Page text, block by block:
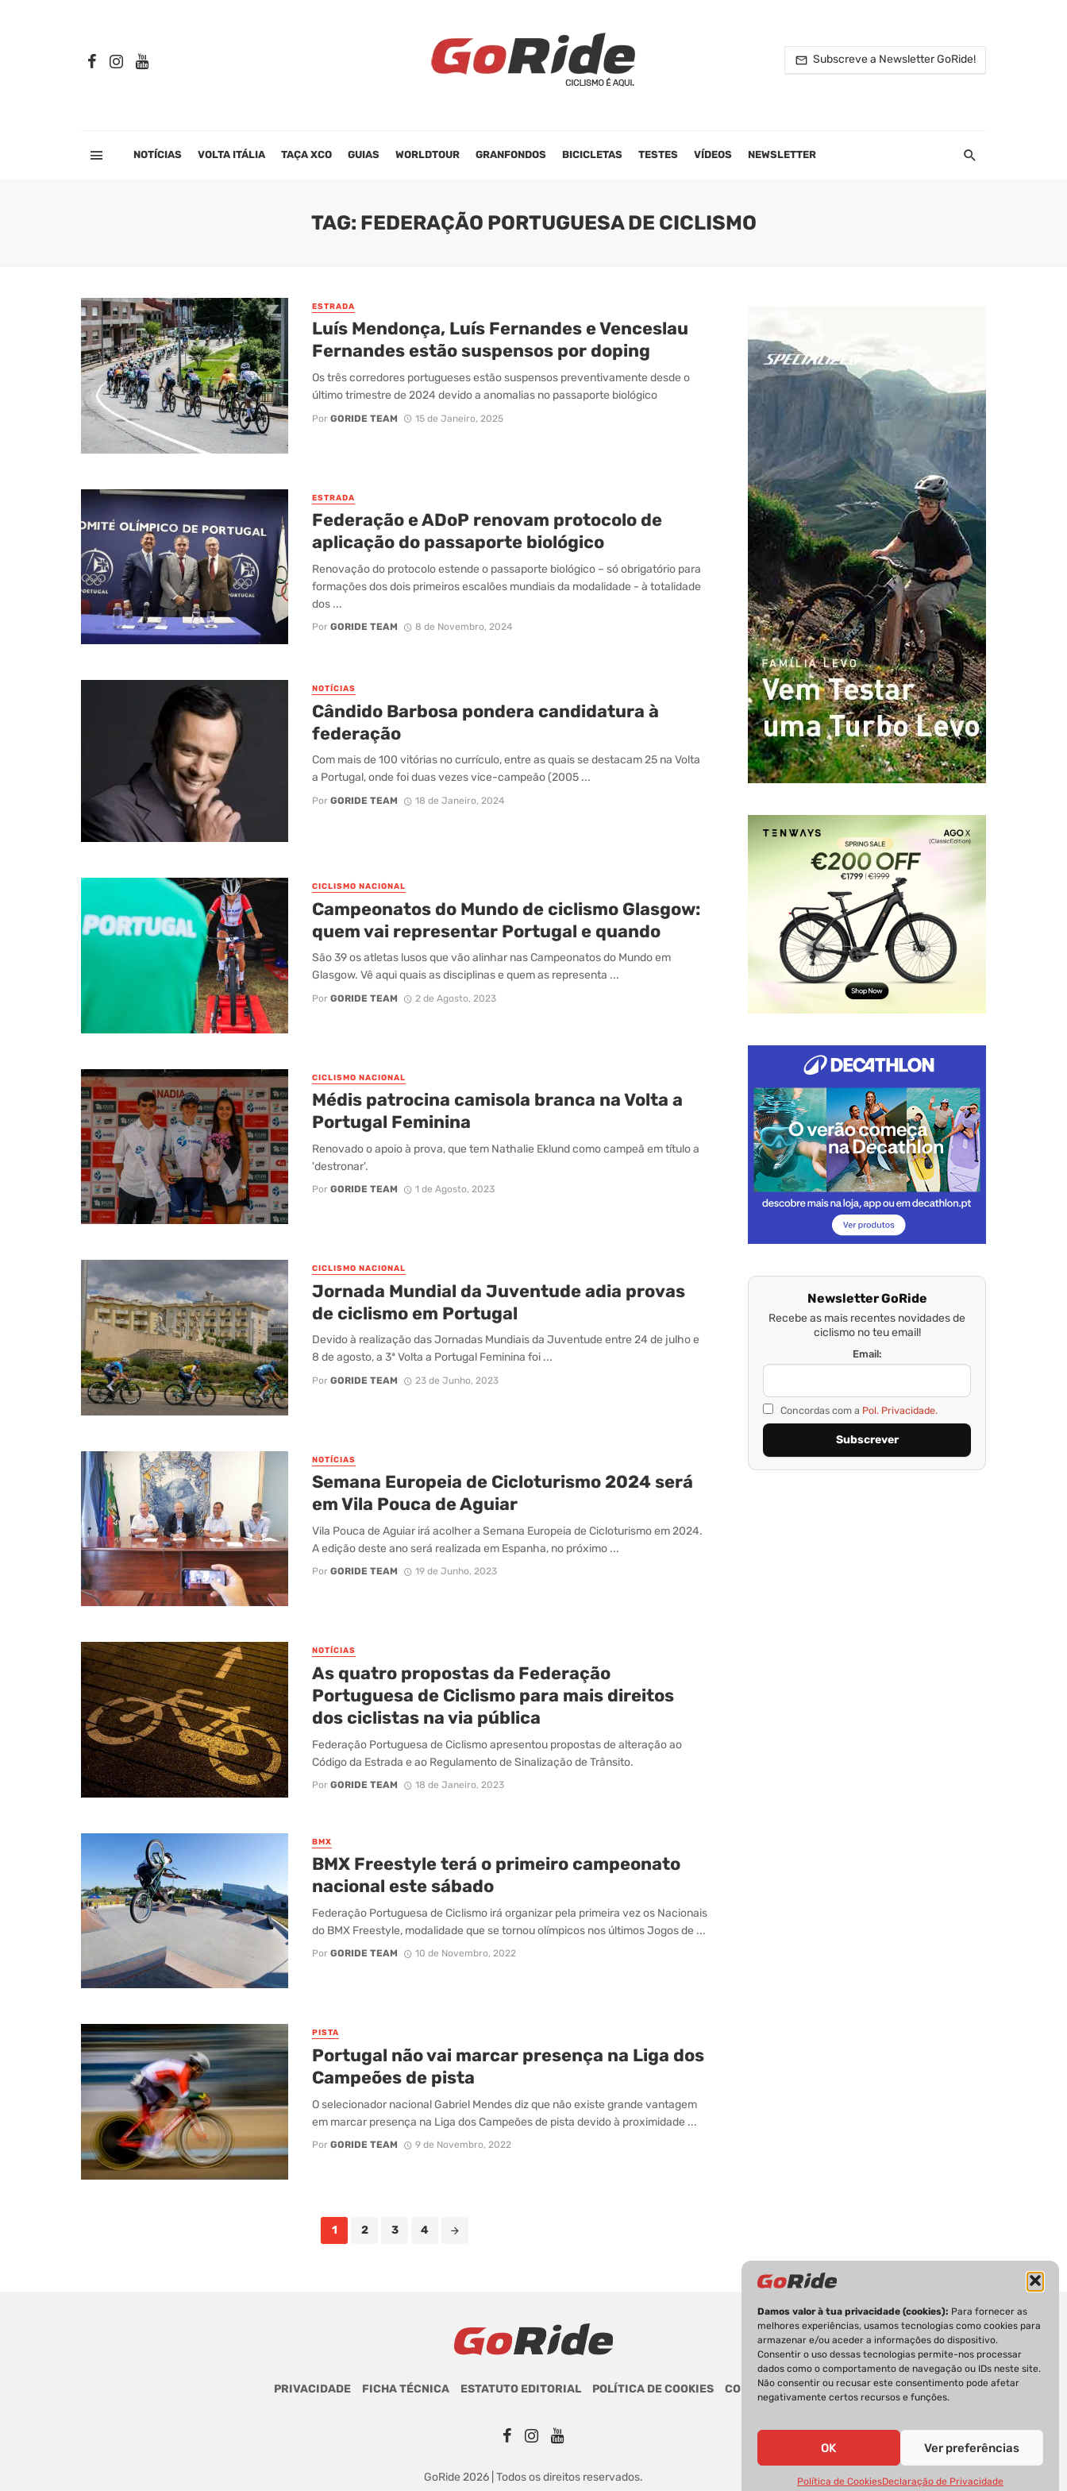
Damos valor à tua privacidade (cookies): Para fornecer as
melhores experiências, usamos tecnologias como cookies para
armazenar e/ou aceder a informações do dispositivo.
Consentir o uso dessas tecnologias permite-nos processar
dados como o comportamento de navegação ou IDs neste site.
Não consentir ou recusar este consentimento pode afetar
negativamente certos recursos e funções.
OK Ver preferências
Política de CookiesDeclaração de Privacidade
Subscreve a Newsletter GoRide!
NOTÍCIAS VOLTA ITÁLIA TAÇA XCO GUIAS WORLDTOUR GRANFONDOS BICICLETAS TESTES VÍDEOS NEWSLETTER
TAG: FEDERAÇÃO PORTUGUESA DE CICLISMO
ESTRADA
Luís Mendonça, Luís Fernandes e Venceslau
Fernandes estão suspensos por doping
Os três corredores portugueses estão suspensos preventivamente desde o
último trimestre de 2024 devido a anomalias no passaporte biológico
Por GORIDE TEAM 15 de Janeiro, 2025
ESTRADA
Federação e ADoP renovam protocolo de
aplicação do passaporte biológico
Renovação do protocolo estende o passaporte biológico – só obrigatório para
formações dos dois primeiros escalões mundiais da modalidade - à totalidade
dos ...
Por GORIDE TEAM 8 de Novembro, 2024
NOTÍCIAS
Cândido Barbosa pondera candidatura à
federação
Com mais de 100 vitórias no currículo, entre as quais se destacam 25 na Volta
a Portugal, onde foi duas vezes vice-campeão (2005 ...
Por GORIDE TEAM 18 de Janeiro, 2024
CICLISMO NACIONAL
Campeonatos do Mundo de ciclismo Glasgow:
quem vai representar Portugal e quando
São 39 os atletas lusos que vão alinhar nas Campeonatos do Mundo em
Glasgow. Vê aqui quais as disciplinas e quem as representa ...
Por GORIDE TEAM 2 de Agosto, 2023
CICLISMO NACIONAL
Médis patrocina camisola branca na Volta a
Portugal Feminina
Renovado o apoio à prova, que tem Nathalie Eklund como campeã em título a
'destronar'.
Por GORIDE TEAM 1 de Agosto, 2023
CICLISMO NACIONAL
Jornada Mundial da Juventude adia provas
de ciclismo em Portugal
Devido à realização das Jornadas Mundiais da Juventude entre 24 de julho e
8 de agosto, a 3ª Volta a Portugal Feminina foi ...
Por GORIDE TEAM 23 de Junho, 2023
NOTÍCIAS
Semana Europeia de Cicloturismo 2024 será
em Vila Pouca de Aguiar
Vila Pouca de Aguiar irá acolher a Semana Europeia de Cicloturismo em 2024.
A edição deste ano será realizada em Espanha, no próximo ...
Por GORIDE TEAM 19 de Junho, 2023
NOTÍCIAS
As quatro propostas da Federação
Portuguesa de Ciclismo para mais direitos
dos ciclistas na via pública
Federação Portuguesa de Ciclismo apresentou propostas de alteração ao
Código da Estrada e ao Regulamento de Sinalização de Trânsito.
Por GORIDE TEAM 18 de Janeiro, 2023
BMX
BMX Freestyle terá o primeiro campeonato
nacional este sábado
Federação Portuguesa de Ciclismo irá organizar pela primeira vez os Nacionais
do BMX Freestyle, modalidade que se tornou olímpicos nos últimos Jogos de ...
Por GORIDE TEAM 10 de Novembro, 2022
PISTA
Portugal não vai marcar presença na Liga dos
Campeões de pista
O selecionador nacional Gabriel Mendes diz que não existe grande vantagem
em marcar presença na Liga dos Campeões de pista devido à proximidade ...
Por GORIDE TEAM 9 de Novembro, 2022
1 2 3 4
Newsletter GoRide
Recebe as mais recentes novidades de
ciclismo no teu email!
Email:
Concordas com a Pol. Privacidade.
PRIVACIDADE FICHA TÉCNICA ESTATUTO EDITORIAL POLÍTICA DE COOKIES CONTACTOS
GoRide 2026 | Todos os direitos reservados.